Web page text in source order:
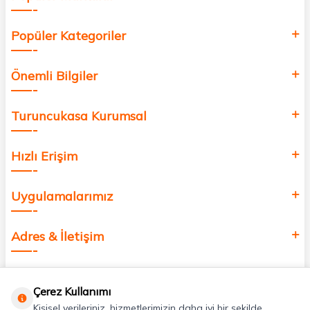
Popüler Kategoriler
Önemli Bilgiler
Turuncukasa Kurumsal
Hızlı Erişim
Uygulamalarımız
Adres & İletişim
Çerez Kullanımı